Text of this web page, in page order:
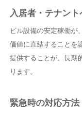
入居者・テナン
ビル設備の安定稼働が
価値に直結することを
提供することが、長期
ります。
緊急時の対応方法